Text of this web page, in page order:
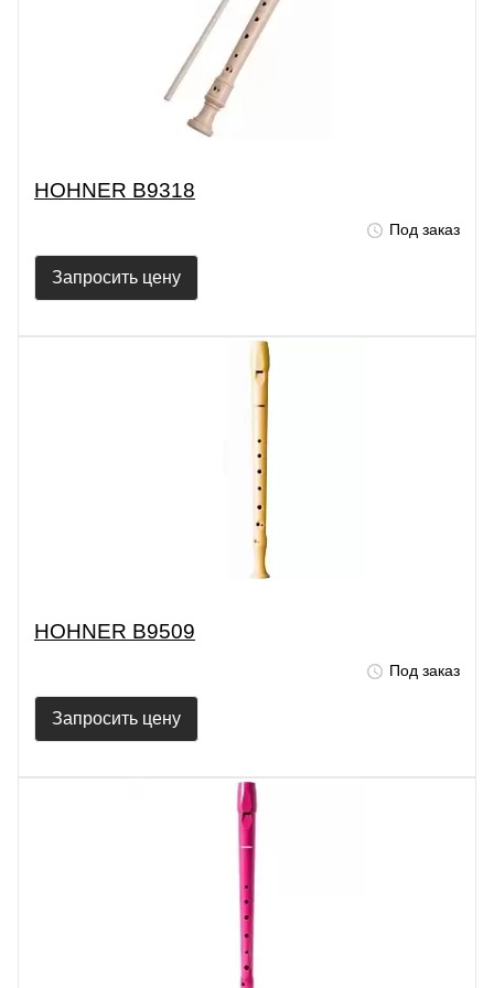
HOHNER B9318
Под заказ
Запросить цену
HOHNER B9509
Под заказ
Запросить цену